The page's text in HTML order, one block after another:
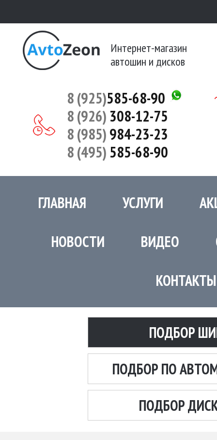
Интернет-магазин
автошин и дисков
8 (925)585-68-90
8 (926) 308-12-75
8 (985)984-23-23
8 (495)585-68-90
ГЛАВНАЯ УСЛУГИ
НОВОСТИ ВИДЕО
КОНТАКТЫ
ПОДБОР
ПОДБОР ПО
ПОДБОР